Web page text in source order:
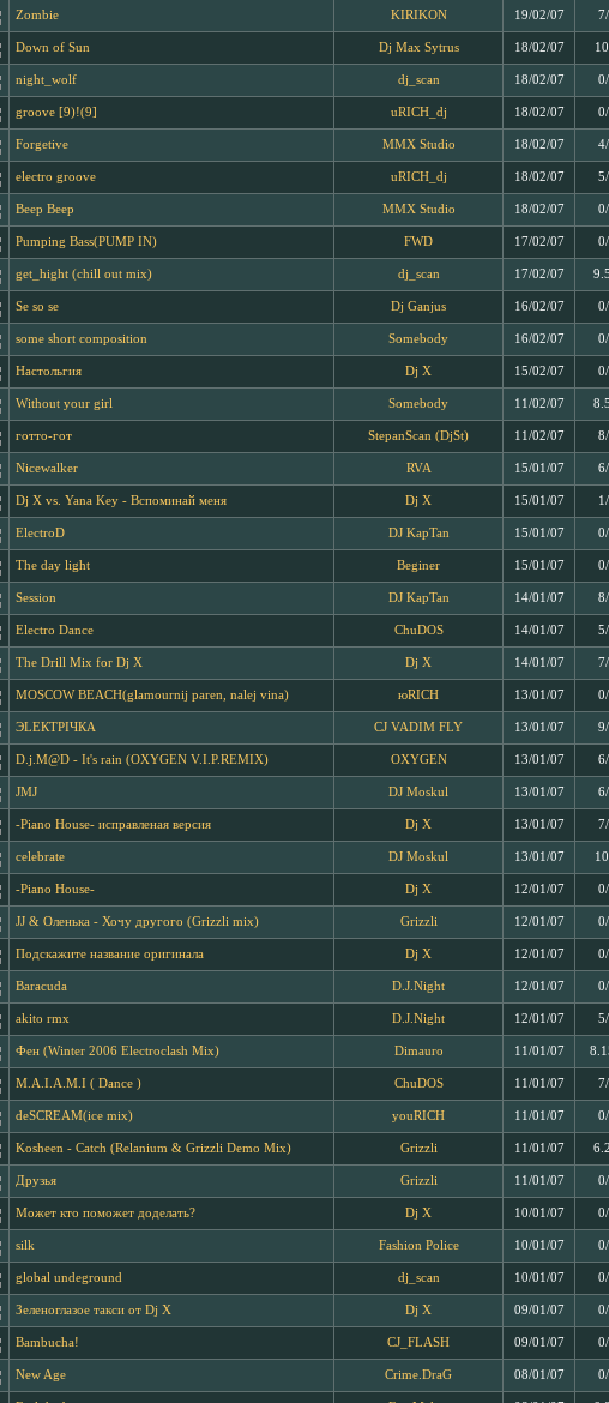
Zombie KIRIKON 19/02/07
Down of Sun Dj Max Sytrus 18/02/07
night_wolf dj_scan 18/02/07
groove [9)!(9] uRICH_dj 18/02/07
Forgetive MMX Studio 18/02/07
electro groove uRICH_dj 18/02/07
Beep Beep MMX Studio 18/02/07
Pumping Bass(PUMP IN) FWD 17/02/07
get_hight (chill out mix) dj_scan 17/02/07
Se so se Dj Ganjus 16/02/07
some short composition Somebody 16/02/07
Настольгия Dj X 15/02/07
Without your girl Somebody 11/02/07
готто-гот StepanScan (DjSt) 11/02/07
Nicewalker RVA 15/01/07
Dj X vs. Yana Key - Вспоминай меня Dj X 15/01/07
ElectroD DJ KapTan 15/01/07
The day light Beginer 15/01/07
Session DJ KapTan 14/01/07
Electro Dance ChuDOS 14/01/07
The Drill Mix for Dj X Dj X 14/01/07
MOSCOW BEACH(glamournij paren, nalej vina) юRICH 13/01/07
ЭLЕКTРIЧКА CJ VADIM FLY 13/01/07
D.j.M@D - It's rain (OXYGEN V.I.P.REMIX) OXYGEN 13/01/07
JMJ DJ Moskul 13/01/07
-Piano House- исправленая версия Dj X 13/01/07
celebrate DJ Moskul 13/01/07
-Piano House- Dj X 12/01/07
JJ & Оленька - Хочу другого (Grizzli mix) Grizzli 12/01/07
Подскажите название оригинала Dj X 12/01/07
Baracuda D.J.Night 12/01/07
akito rmx D.J.Night 12/01/07
Фен (Winter 2006 Electroclash Mix) Dimauro 11/01/07
M.A.I.A.M.I ( Dance ) ChuDOS 11/01/07
deSCREAM(ice mix) youRICH 11/01/07
Kosheen - Catch (Relanium & Grizzli Demo Mix) Grizzli 11/01/07
Друзья Grizzli 11/01/07
Может кто поможет доделать? Dj X 10/01/07
silk Fashion Police 10/01/07
global undeground dj_scan 10/01/07
Зеленоглазое такси от Dj X Dj X 09/01/07
Bambucha! CJ_FLASH 09/01/07
New Age Crime.DraG 08/01/07